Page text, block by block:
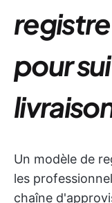
pour
Un modèle de
les
chaîne